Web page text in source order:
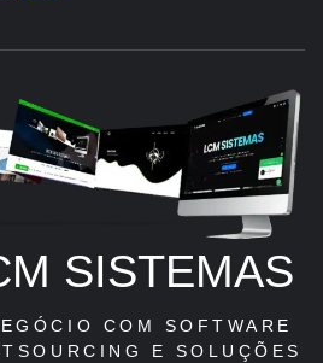
SISTEMAS
COM SOFTWARE
E SOLUÇÕES